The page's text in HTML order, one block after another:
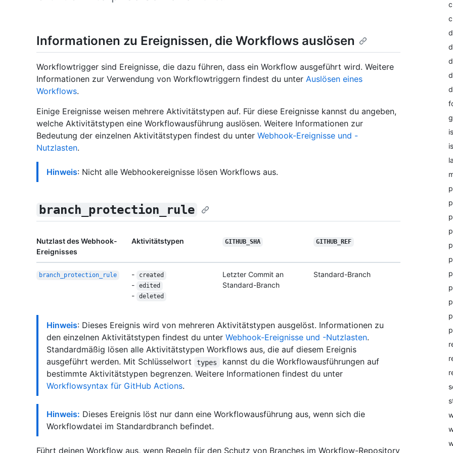
Informationen zu Ereignissen, die Workflows auslösen
Workflowtrigger sind Ereignisse, die dazu führen, dass ein Workflow ausgeführt wird. Weitere
Informationen zur Verwendung von Workflowtriggern findest du unter Auslösen eines
Workflows.
Einige Ereignisse weisen mehrere Aktivitätstypen auf. Für diese Ereignisse kannst du angeben,
welche Aktivitätstypen eine Workflowausführung auslösen. Weitere Informationen zur
Bedeutung der einzelnen Aktivitätstypen findest du unter Webhook-Ereignisse und -
Nutzlasten.
Hinweis: Nicht alle Webhookereignisse lösen Workflows aus.
branch_protection_rule
Nutzlast des Webhook-
Ereignisses
Aktivitätstypen GITHUB_SHA GITHUB_REF
branch_protection_rule - created
- edited
- deleted
Letzter Commit an
Standard-Branch
Standard-Branch
Hinweis: Dieses Ereignis wird von mehreren Aktivitätstypen ausgelöst. Informationen zu
den einzelnen Aktivitätstypen findest du unter Webhook-Ereignisse und -Nutzlasten.
Standardmäßig lösen alle Aktivitätstypen Workflows aus, die auf diesem Ereignis
ausgeführt werden. Mit Schlüsselwort
types
kannst du die Workflowausführungen auf
bestimmte Aktivitätstypen begrenzen. Weitere Informationen findest du unter
Workflowsyntax für GitHub Actions.
Hinweis: Dieses Ereignis löst nur dann eine Workflowausführung aus, wenn sich die
Workflowdatei im Standardbranch befindet.
Führt deinen Workflow aus, wenn Regeln für den Schutz von Branches im Workflow-Repository